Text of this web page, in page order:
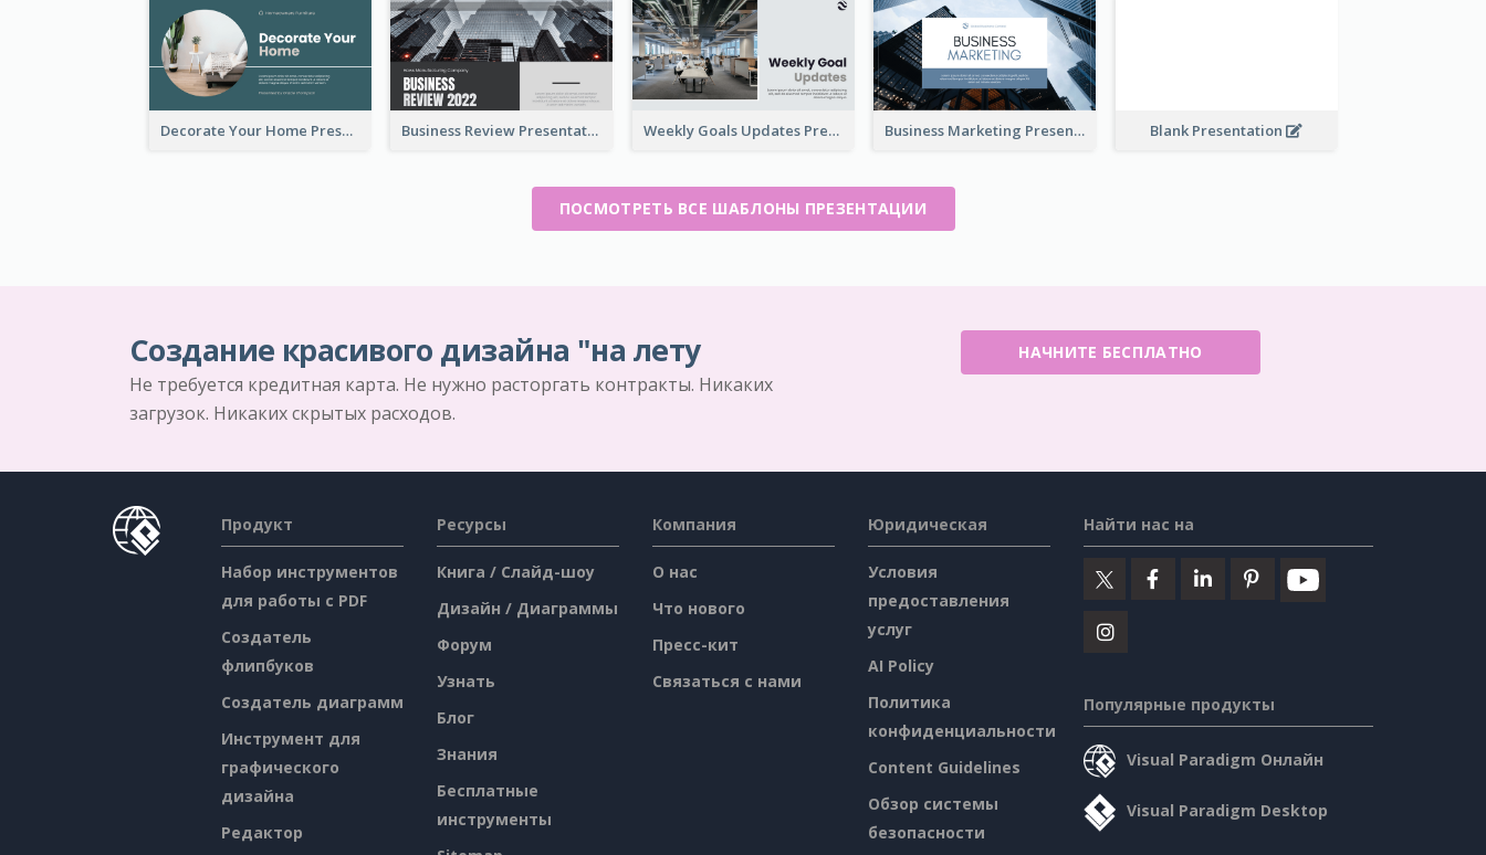
Decorate Your Home Presentation Business Review Presentations Weekly Goals Updates Presentation Business Marketing Presentation Blank Presentation
ПОСМОТРЕТЬ ВСЕ ШАБЛОНЫ ПРЕЗЕНТАЦИИ
Создание красивого дизайна "на лету
Не требуется кредитная карта. Не нужно расторгать контракты. Никаких
загрузок. Никаких скрытых расходов.
НАЧНИТЕ БЕСПЛАТНО
Продукт
Набор инструментов
для работы с PDF
Создатель
флипбуков
Создатель диаграмм
Инструмент для
графического
дизайна
Редактор
Ресурсы
Книга / Слайд-шоу
Дизайн / Диаграммы
Форум
Узнать
Блог
Знания
Бесплатные
инструменты
Компания
О нас
Что нового
Пресс-кит
Связаться с нами
Юридическая
Условия
предоставления
услуг
AI Policy
Политика
конфиденциальности
Content Guidelines
Обзор системы
безопасности
Найти нас на
Популярные продукты
Visual Paradigm Онлайн
Visual Paradigm Desktop